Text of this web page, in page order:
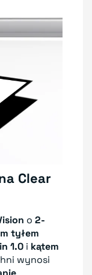
Clear
o 2-
tyłem
1.0 i kątem
wynosi